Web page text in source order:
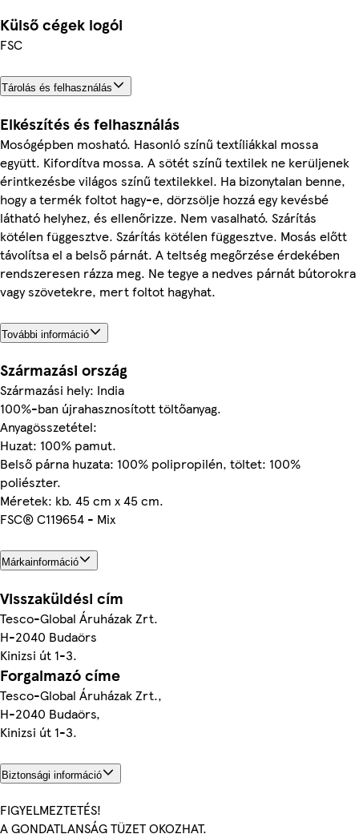
Külső cégek logói
FSC
Tárolás és felhasználás
Elkészítés és felhasználás
Mosógépben mosható. Hasonló színű textíliákkal mossa
együtt. Kifordítva mossa. A sötét színű textilek ne kerüljenek
érintkezésbe világos színű textilekkel. Ha bizonytalan benne,
hogy a termék foltot hagy-e, dörzsölje hozzá egy kevésbé
látható helyhez, és ellenőrizze. Nem vasalható. Szárítás
kötélen függesztve. Szárítás kötélen függesztve. Mosás előtt
távolítsa el a belső párnát. A teltség megőrzése érdekében
rendszeresen rázza meg. Ne tegye a nedves párnát bútorokra
vagy szövetekre, mert foltot hagyhat.
További információ
Származási ország
Származási hely: India
100%-ban újrahasznosított töltőanyag.
Anyagösszetétel:
Huzat: 100% pamut.
Belső párna huzata: 100% polipropilén, töltet: 100%
poliészter.
Méretek: kb. 45 cm x 45 cm.
FSC® C119654 - Mix
Márkainformáció
Visszaküldési cím
Tesco-Global Áruházak Zrt.
H-2040 Budaörs
Kinizsi út 1-3.
Forgalmazó címe
Tesco-Global Áruházak Zrt.,
H-2040 Budaörs,
Kinizsi út 1-3.
Biztonsági információ
FIGYELMEZTETÉS!
A GONDATLANSÁG TÜZET OKOZHAT.